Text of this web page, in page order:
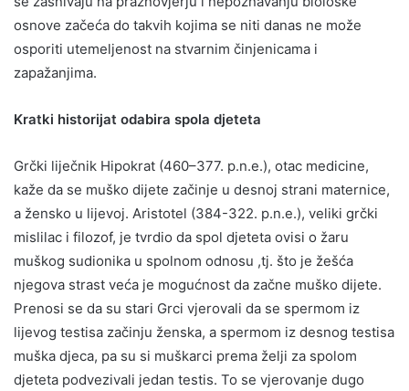
osnove začeća do takvih kojima se niti danas ne može
osporiti utemeljenost na stvarnim činjenicama i
zapažanjima.
Kratki historijat odabira spola djeteta
Grčki liječnik Hipokrat (460–377. p.n.e.), otac medicine,
kaže da se muško dijete začinje u desnoj strani maternice,
a žensko u lijevoj. Aristotel (384-322. p.n.e.), veliki grčki
mislilac i filozof, je tvrdio da spol djeteta ovisi o žaru
muškog sudionika u spolnom odnosu ,tj. što je žešća
njegova strast veća je mogućnost da začne muško dijete.
Prenosi se da su stari Grci vjerovali da se spermom iz
lijevog testisa začinju ženska, a spermom iz desnog testisa
muška djeca, pa su si muškarci prema želji za spolom
djeteta podvezivali jedan testis. To se vjerovanje dugo